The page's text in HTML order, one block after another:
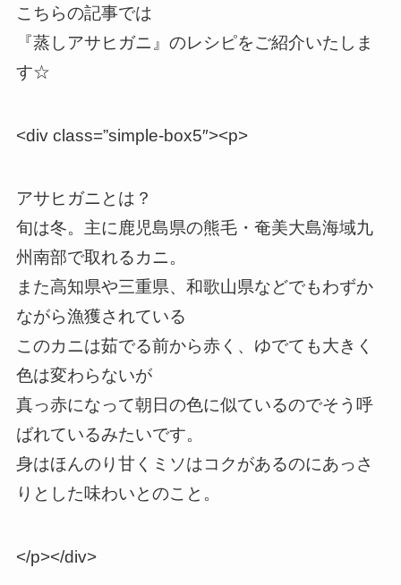
こちらの記事では
『蒸しアサヒガニ 』のレシピをご紹介いたしま
す☆
<div class=”simple-box5″><p>
アサヒガニとは？
旬は冬。主に鹿児島県の熊毛・奄美大島海域九
州南部で取れるカニ。
また高知県や三重県、和歌山県などでもわずか
ながら漁獲されている
このカニは茹でる前から赤く、ゆでても大きく
色は変わらないが
真っ赤になって朝日の色に似ているのでそう呼
ばれているみたいです。
身はほんのり甘くミソはコクがあるのにあっさ
りとした味わいとのこと。
</p></div>